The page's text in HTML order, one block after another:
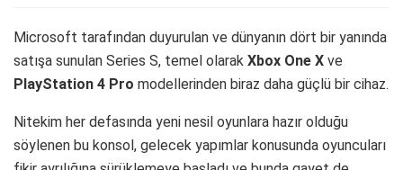
Microsoft tarafından duyurulan ve dünyanın dört bir yanında
satışa sunulan Series S, temel olarak Xbox One X ve
PlayStation 4 Pro modellerinden biraz daha güçlü bir cihaz.
Nitekim her defasında yeni nesil oyunlara hazır olduğu
söylenen bu konsol, gelecek yapımlar konusunda oyuncuları